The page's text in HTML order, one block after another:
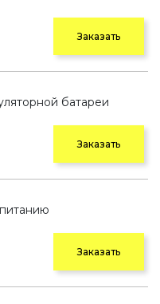
Заказать
батареи
Заказать
Заказать